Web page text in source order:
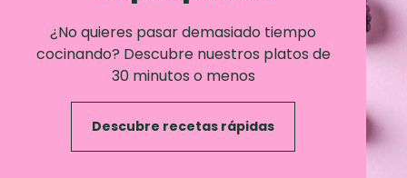
¿No quieres pasar demasiado tiempo
cocinando? Descubre nuestros platos de
30 minutos o menos
Descubre recetas rápidas